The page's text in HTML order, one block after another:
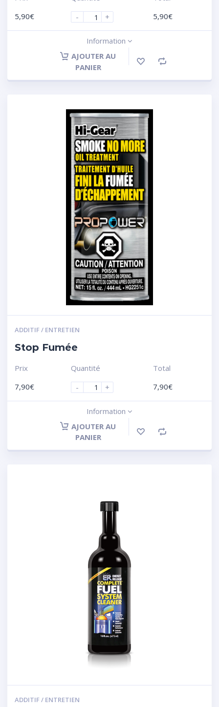
5,90€
-
+
5,90€
Information
AJOUTER AU
PANIER
ADDITIF / ENTRETIEN
Stop Fumée
Prix
7,90€
Quantité
-
+
Total
7,90€
Information
AJOUTER AU
PANIER
ADDITIF / ENTRETIEN